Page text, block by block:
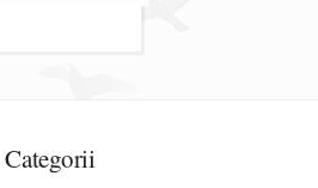
Categorii